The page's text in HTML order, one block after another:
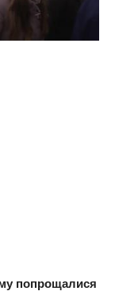
попрощалися